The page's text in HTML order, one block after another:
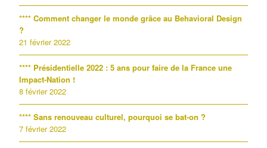
**** Comment changer le monde grâce au Behavioral Design
?
21 février 2022
**** Présidentielle 2022 : 5 ans pour faire de la France une
Impact-Nation !
8 février 2022
**** Sans renouveau culturel, pourquoi se bat-on ?
7 février 2022